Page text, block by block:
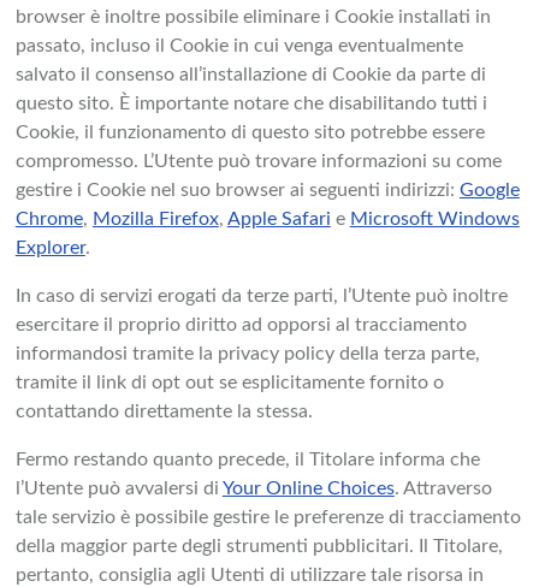
browser è inoltre possibile eliminare i Cookie installati in
passato, incluso il Cookie in cui venga eventualmente
salvato il consenso all’installazione di Cookie da parte di
questo sito. È importante notare che disabilitando tutti i
Cookie, il funzionamento di questo sito potrebbe essere
compromesso. L’Utente può trovare informazioni su come
gestire i Cookie nel suo browser ai seguenti indirizzi: Google
Chrome, Mozilla Firefox, Apple Safari e Microsoft Windows
Explorer.
In caso di servizi erogati da terze parti, l’Utente può inoltre
esercitare il proprio diritto ad opporsi al tracciamento
informandosi tramite la privacy policy della terza parte,
tramite il link di opt out se esplicitamente fornito o
contattando direttamente la stessa.
Fermo restando quanto precede, il Titolare informa che
l’Utente può avvalersi di Your Online Choices. Attraverso
tale servizio è possibile gestire le preferenze di tracciamento
della maggior parte degli strumenti pubblicitari. Il Titolare,
pertanto, consiglia agli Utenti di utilizzare tale risorsa in